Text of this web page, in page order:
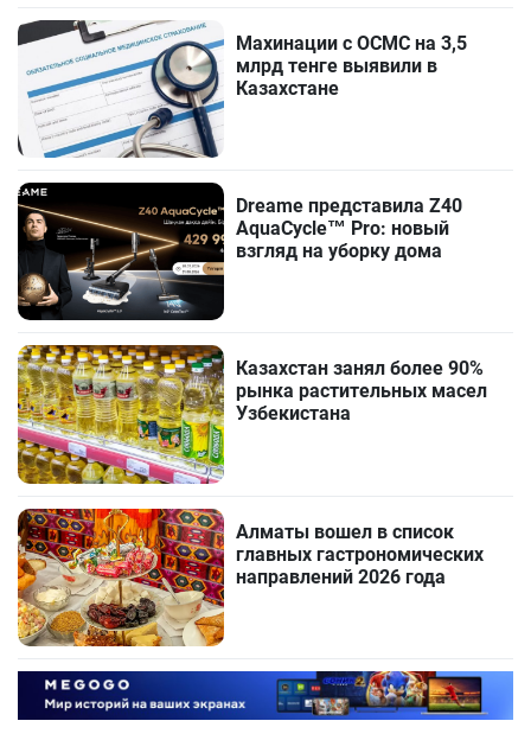
Махинации с ОСМС на 3,5
млрд тенге выявили в
Казахстане
Dreame представила Z40
AquaCycle™ Pro: новый
взгляд на уборку дома
Казахстан занял более 90%
рынка растительных масел
Узбекистана
Алматы вошел в список
главных гастрономических
направлений 2026 года